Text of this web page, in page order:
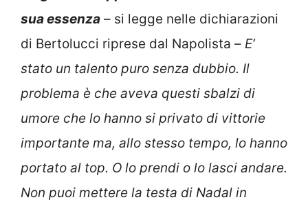
sua essenza – si legge nelle dichiarazioni
di Bertolucci riprese dal Napolista – E’
stato un talento puro senza dubbio. Il
problema è che aveva questi sbalzi di
umore che lo hanno si privato di vittorie
importante ma, allo stesso tempo, lo hanno
portato al top. O lo prendi o lo lasci andare.
Non puoi mettere la testa di Nadal in